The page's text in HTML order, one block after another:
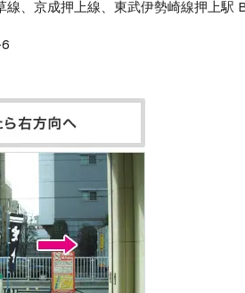
、京成押上線、東武伊勢崎線押上駅